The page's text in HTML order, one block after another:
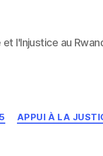
l'Injustice au
APPUI À LA